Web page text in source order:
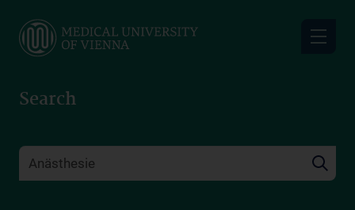
main
Search